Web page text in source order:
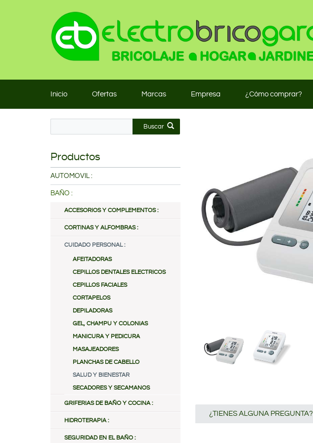
Inicio Ofertas Marcas Empresa ¿Cómo comprar?
Buscar
Productos
AUTOMOVIL :
BAÑO :
ACCESORIOS Y COMPLEMENTOS :
CORTINAS Y ALFOMBRAS :
CUIDADO PERSONAL :
AFEITADORAS
CEPILLOS DENTALES ELECTRICOS
CEPILLOS FACIALES
CORTAPELOS
DEPILADORAS
GEL, CHAMPU Y COLONIAS
MANICURA Y PEDICURA
MASAJEADORES
PLANCHAS DE CABELLO
SALUD Y BIENESTAR
SECADORES Y SECAMANOS
GRIFERIAS DE BAÑO Y COCINA :
HIDROTERAPIA :
SEGURIDAD EN EL BAÑO :
¿TIENES ALGUNA PREGUNTA?